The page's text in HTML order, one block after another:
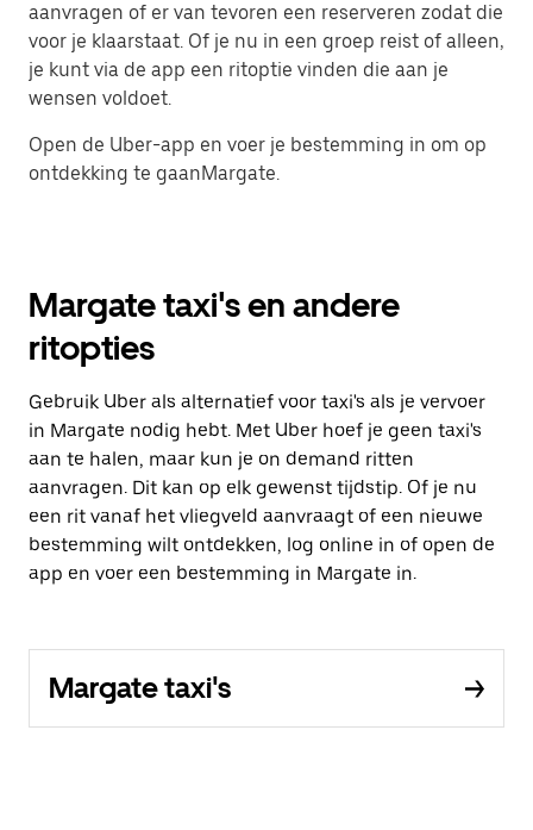
aanvragen of er van tevoren een reserveren zodat die
voor je klaarstaat. Of je nu in een groep reist of alleen,
je kunt via de app een ritoptie vinden die aan je
wensen voldoet.
Open de Uber-app en voer je bestemming in om op
ontdekking te gaanMargate.
Margate taxi's en andere
ritopties
Gebruik Uber als alternatief voor taxi's als je vervoer
in Margate nodig hebt. Met Uber hoef je geen taxi's
aan te halen, maar kun je on demand ritten
aanvragen. Dit kan op elk gewenst tijdstip. Of je nu
een rit vanaf het vliegveld aanvraagt of een nieuwe
bestemming wilt ontdekken, log online in of open de
app en voer een bestemming in Margate in.
Margate taxi's